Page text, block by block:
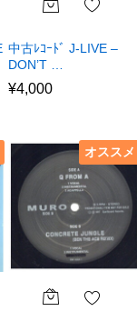
中古ﾚｺｰﾄﾞ J-LIVE –
DON’T …
¥4,000
オススメ